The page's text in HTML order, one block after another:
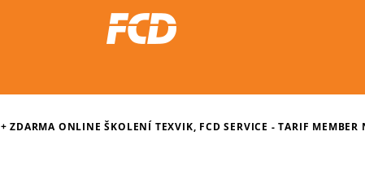
+ ZDARMA ONLINE ŠKOLENÍ TEXVIK, FCD SERVICE - TARIF